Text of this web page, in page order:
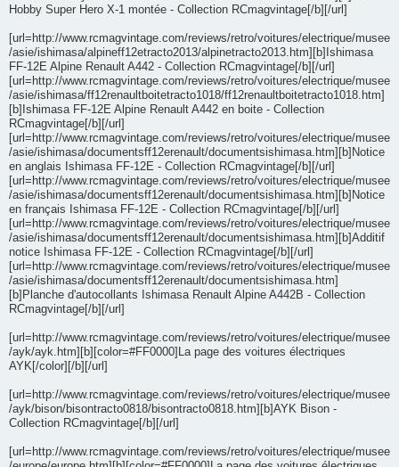
Hobby Super Hero X-1 montée - Collection RCmagvintage[/b][/url]
[url=http://www.rcmagvintage.com/reviews/retro/voitures/electrique/musee
/asie/ishimasa/alpineff12etracto2013/alpinetracto2013.htm][b]Ishimasa
FF-12E Alpine Renault A442 - Collection RCmagvintage[/b][/url]
[url=http://www.rcmagvintage.com/reviews/retro/voitures/electrique/musee
/asie/ishimasa/ff12renaultboitetracto1018/ff12renaultboitetracto1018.htm]
[b]Ishimasa FF-12E Alpine Renault A442 en boite - Collection
RCmagvintage[/b][/url]
[url=http://www.rcmagvintage.com/reviews/retro/voitures/electrique/musee
/asie/ishimasa/documentsff12erenault/documentsishimasa.htm][b]Notice
en anglais Ishimasa FF-12E - Collection RCmagvintage[/b][/url]
[url=http://www.rcmagvintage.com/reviews/retro/voitures/electrique/musee
/asie/ishimasa/documentsff12erenault/documentsishimasa.htm][b]Notice
en français Ishimasa FF-12E - Collection RCmagvintage[/b][/url]
[url=http://www.rcmagvintage.com/reviews/retro/voitures/electrique/musee
/asie/ishimasa/documentsff12erenault/documentsishimasa.htm][b]Additif
notice Ishimasa FF-12E - Collection RCmagvintage[/b][/url]
[url=http://www.rcmagvintage.com/reviews/retro/voitures/electrique/musee
/asie/ishimasa/documentsff12erenault/documentsishimasa.htm]
[b]Planche d'autocollants Ishimasa Renault Alpine A442B - Collection
RCmagvintage[/b][/url]
[url=http://www.rcmagvintage.com/reviews/retro/voitures/electrique/musee
/ayk/ayk.htm][b][color=#FF0000]La page des voitures électriques
AYK[/color][/b][/url]
[url=http://www.rcmagvintage.com/reviews/retro/voitures/electrique/musee
/ayk/bison/bisontracto0818/bisontracto0818.htm][b]AYK Bison -
Collection RCmagvintage[/b][/url]
[url=http://www.rcmagvintage.com/reviews/retro/voitures/electrique/musee